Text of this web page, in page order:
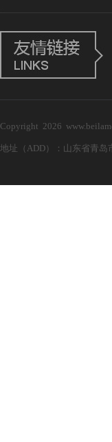
Copyright 2026
地址（ADD）：山东省青